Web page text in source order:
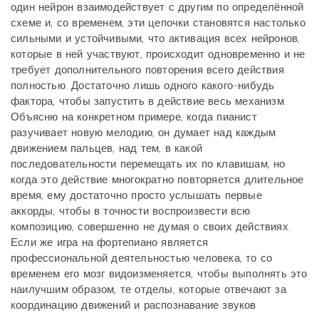
один нейрон взаимодействует с другим по определённой
схеме и, со временем, эти цепочки становятся настолько
сильными и устойчивыми, что активация всех нейронов,
которые в ней участвуют, происходит одновременно и не
требует дополнительного повторения всего действия
полностью. Достаточно лишь одного какого-нибудь
фактора, чтобы запустить в действие весь механизм.
Объясню на конкретном примере, когда пианист
разучивает новую мелодию, он думает над каждым
движением пальцев, над тем, в какой
последовательности перемещать их по клавишам, но
когда это действие многократно повторяется длительное
время, ему достаточно просто услышать первые
аккорды, чтобы в точности воспроизвести всю
композицию, совершенно не думая о своих действиях.
Если же игра на фортепиано является
профессиональной деятельностью человека, то со
временем его мозг видоизменяется, чтобы выполнять это
наилучшим образом, те отделы, которые отвечают за
координацию движений и распознавание звуков